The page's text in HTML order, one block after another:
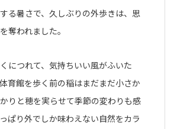
る暑さで、久しぶりの外歩きは、思
奪われました。
につれて、気持ちいい風がふいた
育館を歩く前の稲はまだまだ小さか
りと穂を実らせて季節の変わりも感
ぱり外でしか味わえない自然をカラ